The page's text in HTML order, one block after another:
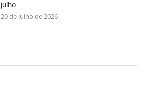
julho
20 de julho de 2026